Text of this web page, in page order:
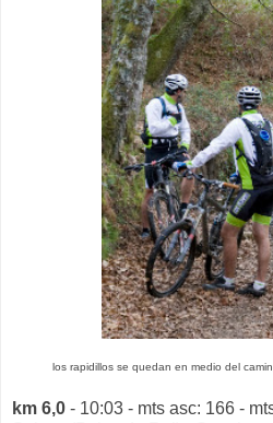
los rapidillos se quedan en medio del
km 6,0 - 10:03 - mts asc: 166 -